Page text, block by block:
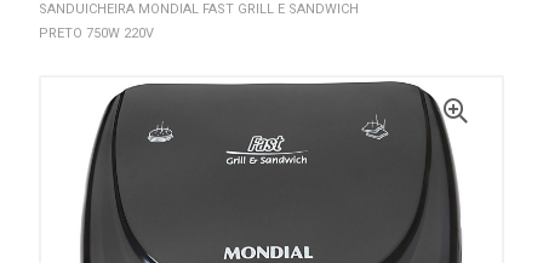
SANDUICHEIRA MONDIAL FAST GRILL E SANDWICH
PRETO 750W 220V